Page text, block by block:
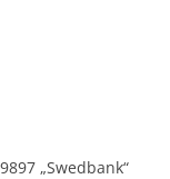
„Swedbank“